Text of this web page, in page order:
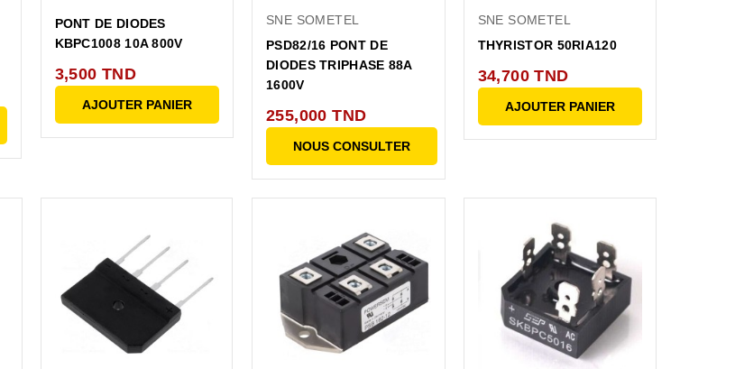
PONT DE DIODES
KBPC1008 10A 800V
3,500 TND
AJOUTER PANIER
SNE SOMETEL
PSD82/16 PONT DE
DIODES TRIPHASE 88A
1600V
255,000 TND
NOUS CONSULTER
SNE SOMETEL
THYRISTOR 50RIA120
34,700 TND
AJOUTER PANIER